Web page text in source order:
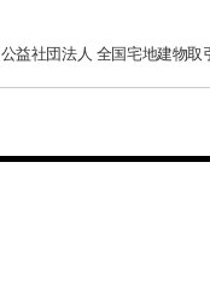
益社団法人 全国宅地建物